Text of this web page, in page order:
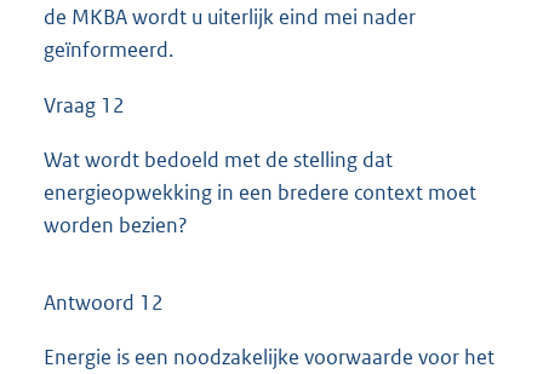
de MKBA wordt u uiterlijk eind mei nader
geïnformeerd.
Vraag 12
Wat wordt bedoeld met de stelling dat
energieopwekking in een bredere context moet
worden bezien?
Antwoord 12
Energie is een noodzakelijke voorwaarde voor het